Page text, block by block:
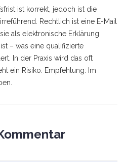
ist korrekt, jedoch ist die
Rechtlich ist eine E-Mail
als elektronische Erklärung
– was eine qualifizierte
In der Praxis wird das oft
ein Risiko. Empfehlung: Im